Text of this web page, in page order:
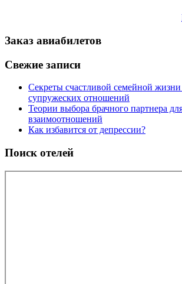
Заказ авиабилетов
Свежие записи
Секреты счастливой семейной
супружеских отношений
Теории выбора брачного партнера
взаимоотношений
Как избавится от депрессии?
Поиск отелей